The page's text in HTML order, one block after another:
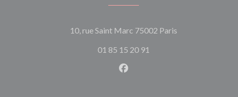
10, rue Saint Marc 75002 Paris
01 85 15 20 91
Facebook ((在新窗口中打开